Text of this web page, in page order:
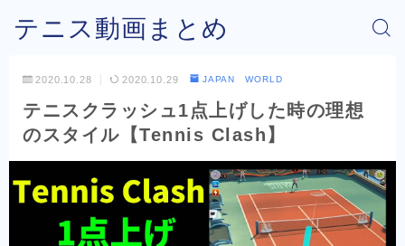
テニス動画まとめ
2020.10.28 2020.10.29 JAPAN WORLD
テニスクラッシュ1点上げした時の理想
のスタイル【Tennis Clash】